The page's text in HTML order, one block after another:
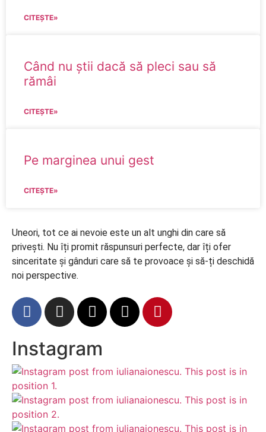
CITEȘTE»
Când nu știi dacă să pleci sau să
rămâi
CITEȘTE»
Pe marginea unui gest
CITEȘTE»
Uneori, tot ce ai nevoie este un alt unghi din care să
privești. Nu îți promit răspunsuri perfecte, dar îți ofer
sinceritate și gânduri care să te provoace și să-ți deschidă
noi perspective.
Instagram